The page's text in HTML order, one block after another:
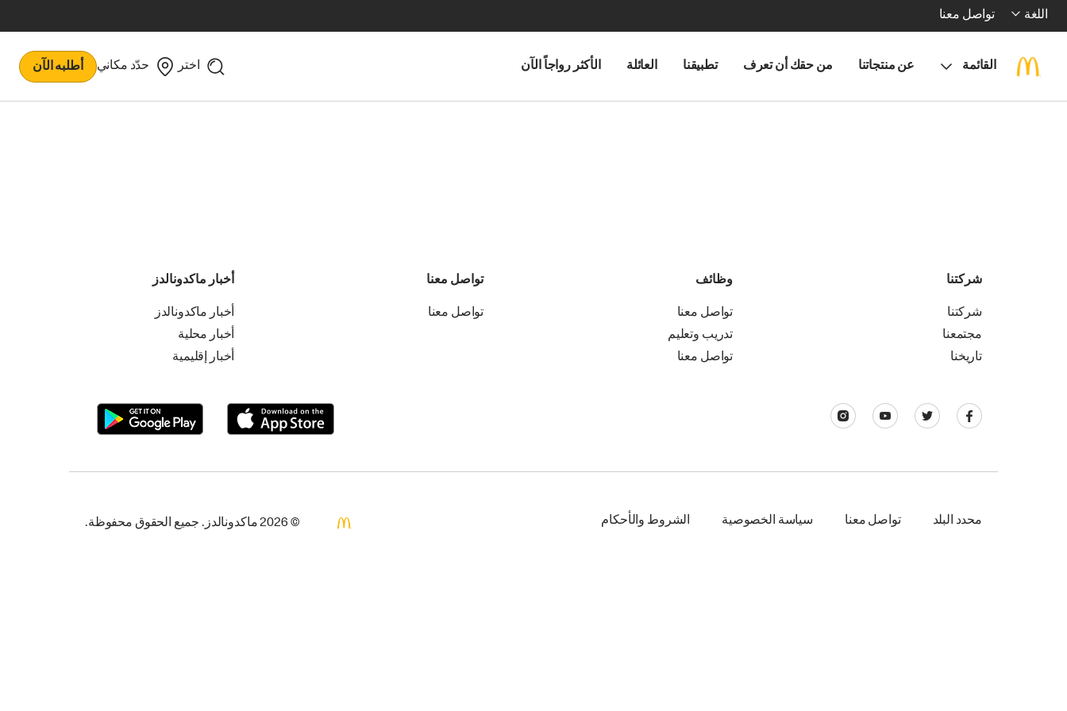
اللغة تواصل معنا
القائمة عن منتجاتنا من حقك أن تعرف تطبيقنا العائلة الأكثر رواجاً الآن اختر حدّد مكاني أطلبه الآن
شركتنا
شركتنا
مجتمعنا
تاريخنا
وظائف
تواصل معنا
تدريب وتعليم
تواصل معنا
تواصل معنا
تواصل معنا
أخبار ماكدونالدز
أخبار ماكدونالدز
أخبار محلية
أخبار إقليمية
محدد البلد تواصل معنا سياسة الخصوصية الشروط والأحكام © 2026 ماكدونالدز. جميع الحقوق محفوظة.